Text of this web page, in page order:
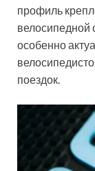
профиль
велосипедной
особенно
поездок.